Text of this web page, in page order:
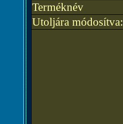
Terméknév
Utoljára módosítva: